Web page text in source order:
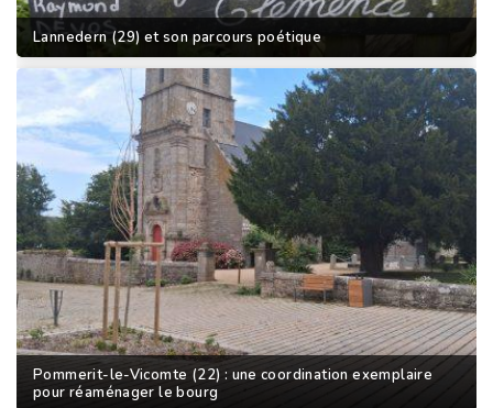
Lannedern (29) et son parcours poétique
Pommerit-le-Vicomte (22) : une coordination exemplaire
pour réaménager le bourg